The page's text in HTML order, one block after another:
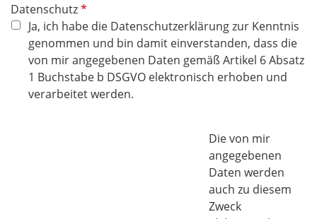
DatenschutzP
f
l
i
c
h
Ja, ich habe die Datenschutzerklärung zur Kenntnis
genommen und bin damit einverstanden, dass die
von mir angegebenen Daten gemäß Artikel 6 Absatz
1 Buchstabe b DSGVO elektronisch erhoben und
verarbeitet werden.
Die von mir
angegebenen
Daten werden
auch zu diesem
Zweck